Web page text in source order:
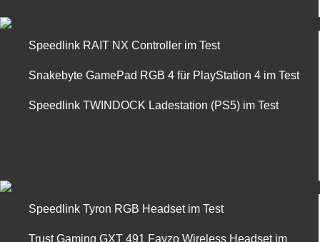
Speedlink RAIT NX Controller im Test
Snakebyte GamePad RGB 4 für PlayStation 4 im Test
Speedlink TWINDOCK Ladestation (PS5) im Test
Speedlink Tyron RGB Headset im Test
Trust Gaming GXT 491 Fayzo Wireless Headset im